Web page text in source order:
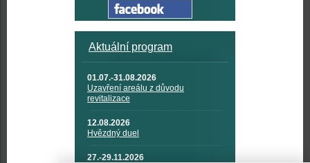
Aktuální program
01.07.-31.08.2026
Uzavření areálu z důvodu
revitalizace
12.08.2026
Hvězdný duel
27.-29.11.2026